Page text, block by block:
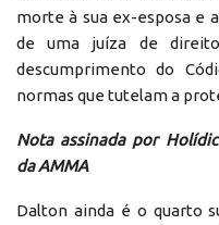
morte à sua ex-esposa e
de uma juíza de
descumprimento do
normas que tutelam a
Nota assinada por
da AMMA
Dalton ainda é o quarto